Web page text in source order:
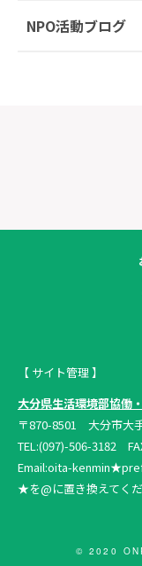
NPO活動ブログ
【 サイト管理 】
大分県生活環境部協働
〒870-8501 大分市大
TEL:(097)-506-3182
Email:oita-
★を@に置き換えてく
© 2020